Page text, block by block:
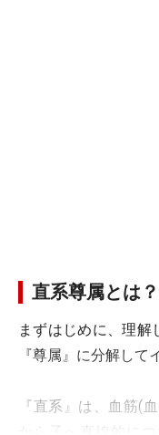
直系尊属とは
まずはじめに、理解
『尊属』に分解して
『直系』は、血筋(